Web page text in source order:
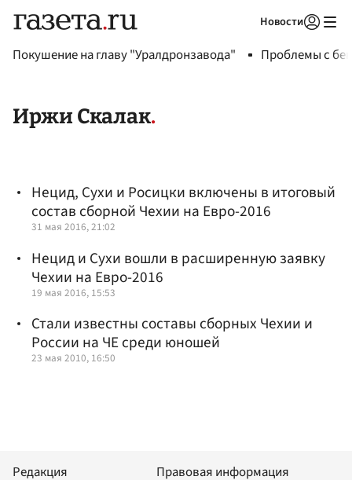
Новости
Покушение на главу "Уралдронзавода" Проблемы с
Иржи Скалак
Нецид, Сухи и Росицки включены в итоговый
состав сборной Чехии на Евро-2016
31 мая 2016, 21:02
Нецид и Сухи вошли в расширенную заявку
Чехии на Евро-2016
19 мая 2016, 15:53
Стали известны составы сборных Чехии и
России на ЧЕ среди юношей
23 мая 2010, 16:50
Редакция
Правовая информация